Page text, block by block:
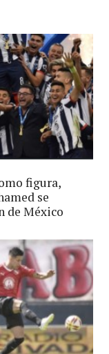
figura,
se
de México